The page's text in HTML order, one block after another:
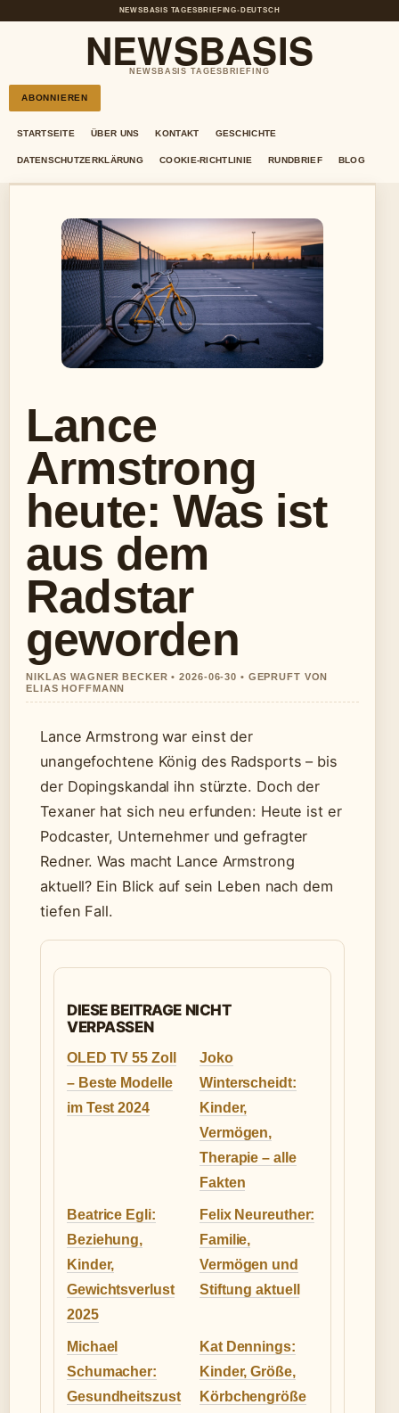
NEWSBASIS TAGESBRIEFING• DEUTSCH
NEWSBASIS
NEWSBASIS TAGESBRIEFING
ABONNIEREN
STARTSEITE ÜBER UNS KONTAKT GESCHICHTE
DATENSCHUTZERKLÄRUNG COOKIE-RICHTLINIE RUNDBRIEF BLOG
Lance
Armstrong
heute: Was ist
aus dem
Radstar
geworden
NIKLAS WAGNER BECKER • 2026-06-30 • GEPRUFT VON
ELIAS HOFFMANN
Lance Armstrong war einst der
unangefochtene König des Radsports – bis
der Dopingskandal ihn stürzte. Doch der
Texaner hat sich neu erfunden: Heute ist er
Podcaster, Unternehmer und gefragter
Redner. Was macht Lance Armstrong
aktuell? Ein Blick auf sein Leben nach dem
tiefen Fall.
DIESE BEITRAGE NICHT
VERPASSEN
OLED TV 55 Zoll
– Beste Modelle
im Test 2024
Joko
Winterscheidt:
Kinder,
Vermögen,
Therapie – alle
Fakten
Beatrice Egli:
Beziehung,
Kinder,
Gewichtsverlust
2025
Felix Neureuther:
Familie,
Vermögen und
Stiftung aktuell
Michael
Schumacher:
Gesundheitszust
Kat Dennings:
Kinder, Größe,
Körbchengröße